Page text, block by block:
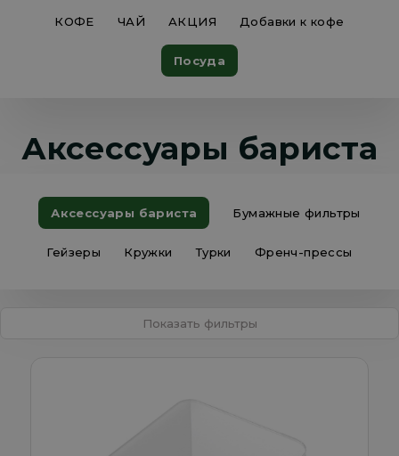
КОФЕ ЧАЙ АКЦИЯ Добавки к кофе
Посуда
Аксессуары бариста
Аксессуары бариста Бумажные фильтры
Гейзеры Кружки Турки Френч-прессы
Показать фильтры